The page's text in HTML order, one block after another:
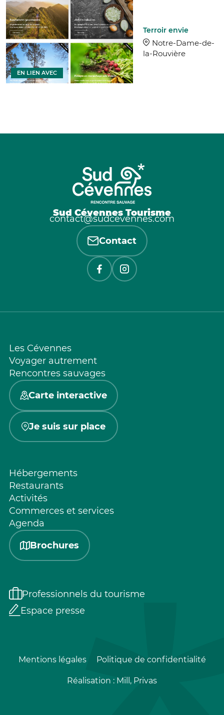
Terroir envie
Notre-Dame-de-
la-Rouvière
EN LIEN AVEC
Sud Cévennes Tourisme
contact@sudcevennes.com
Contact
Les Cévennes
Voyager autrement
Rencontres sauvages
Carte interactive
Je suis sur place
Hébergements
Restaurants
Activités
Commerces et services
Agenda
Brochures
Professionnels du tourisme
Espace presse
Mentions légales Politique de confidentialité
Réalisation : Mill, Privas